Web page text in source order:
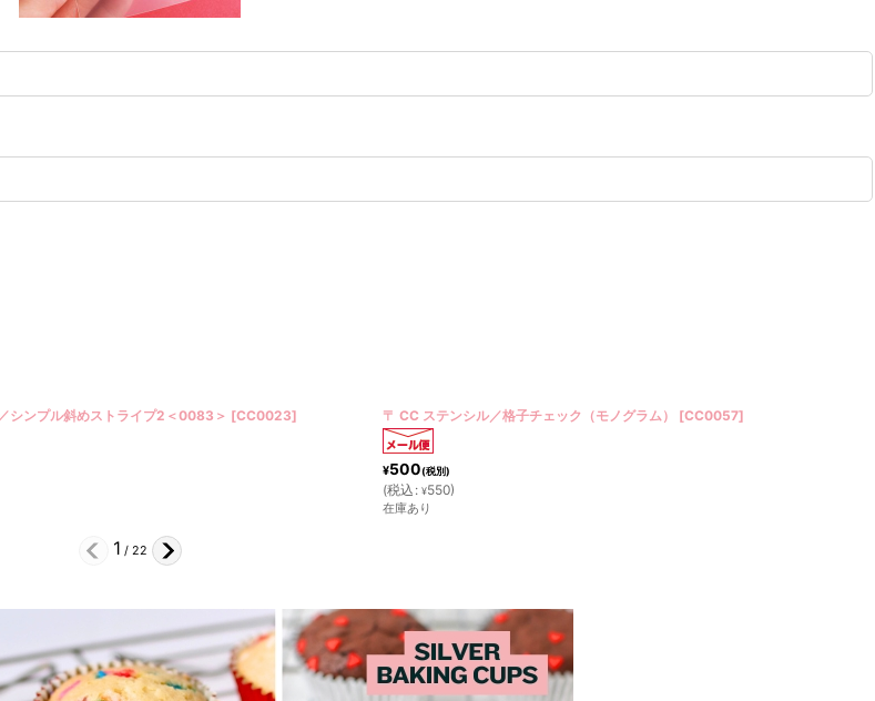
／格子チェック（モノグラム）[CC0057] 〒 CC ステンシル／アーガイルチェック（線） [CC0007]
¥800(税別)
(税込: ¥880
在庫あり
2 /22